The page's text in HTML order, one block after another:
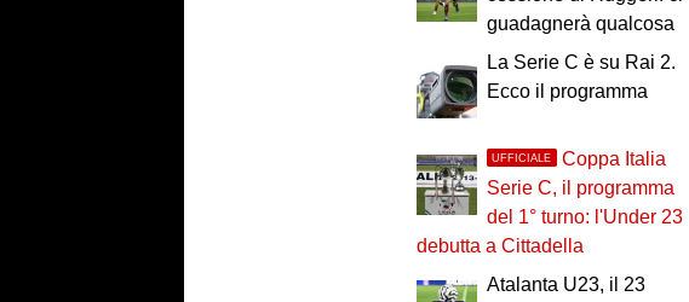
guadagnerà qualcosa
La Serie C è su Rai 2.
Ecco il programma
UFFICIALE
Coppa Italia
Serie C, il programma
del 1° turno: l'Under 23
debutta a Cittadella
Atalanta U23, il 23